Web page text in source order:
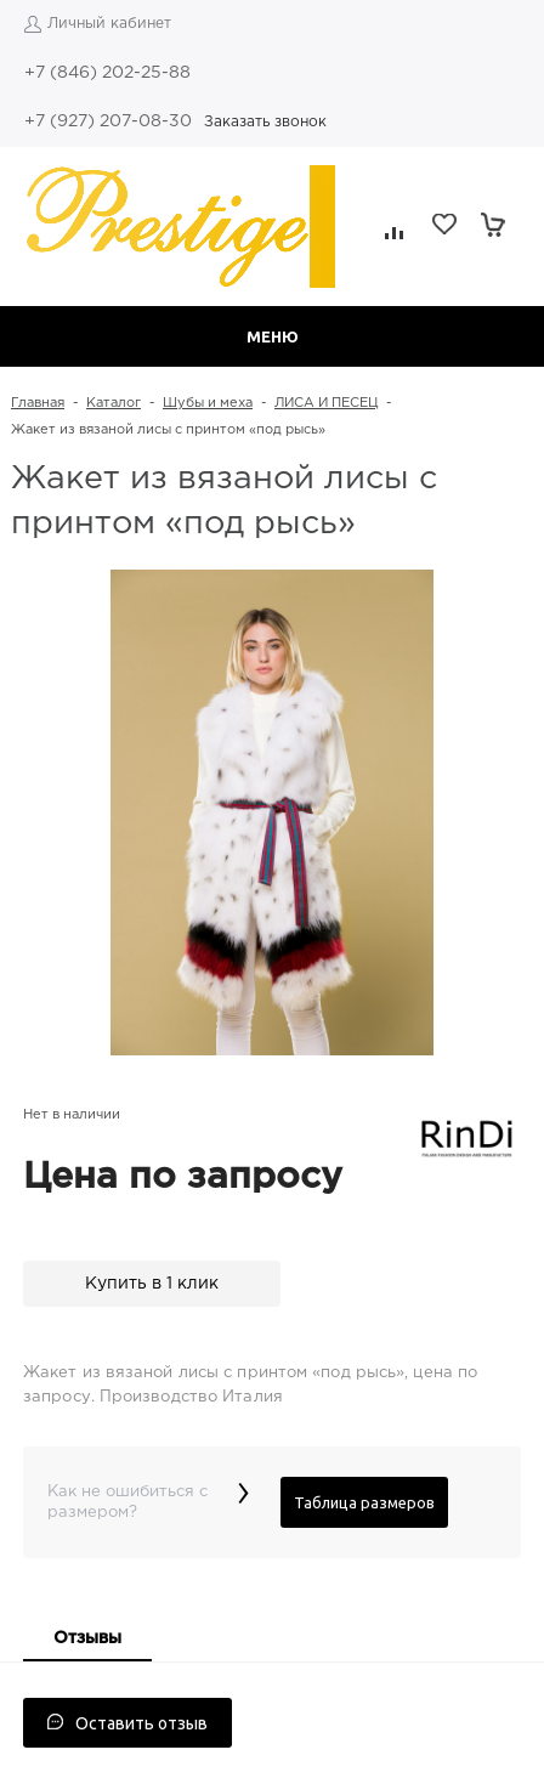
Личный кабинет
+7 (846) 202-25-88
+7 (927) 207-08-30 Заказать звонок
МЕНЮ
Главная - Каталог - Шубы и меха - ЛИСА И ПЕСЕЦ -
Жакет из вязаной лисы с принтом «под рысь»
Жакет из вязаной лисы с
принтом «под рысь»
Нет в наличии
Цена по запросу
Купить в 1 клик
Жакет из вязаной лисы с принтом «под рысь», цена по
запросу. Производство Италия
Как не ошибиться с
размером?
› Таблица размеров
Отзывы
Оставить отзыв